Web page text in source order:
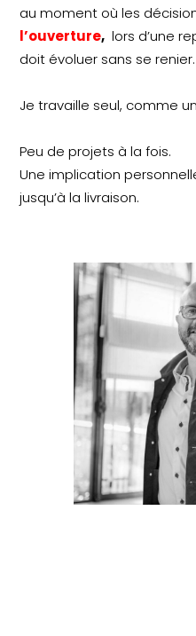
au moment où les
l’ouverture, lors d’une
doit évoluer sans se renier.
Je travaille seul, comme
Peu de projets à la fois.
Une implication
jusqu’à la livraison.